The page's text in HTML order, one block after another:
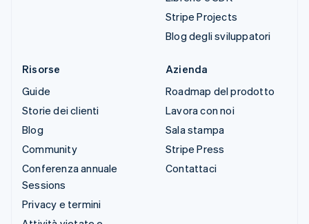
Stripe Projects
Blog degli sviluppatori
Risorse
Guide
Storie dei clienti
Blog
Community
Conferenza annuale
Sessions
Privacy e termini
Azienda
Roadmap del prodotto
Lavora con noi
Sala stampa
Stripe Press
Contattaci